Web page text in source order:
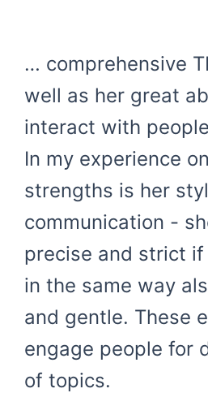
… comprehensive
well as her great
interact with
In my experience
strengths is her
communication -
precise and strict
in the same way
and gentle. These
engage people for
of topics.